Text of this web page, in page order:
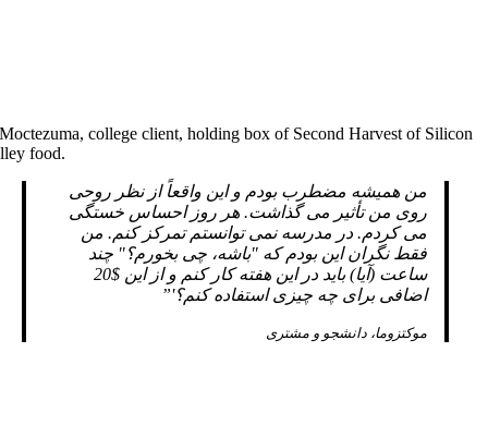
من همیشه مضطرب بودم و این واقعاً از نظر روحی
روی من تأثیر می گذاشت. هر روز احساس خستگی
می کردم. در مدرسه نمی توانستم تمرکز کنم. من
فقط نگران این بودم که "باشه، چی بخورم؟" چند
ساعت (آیا) باید در این هفته کار کنم و از این $20
اضافی برای چه چیزی استفاده کنم؟'”
موکتزوما، دانشجو و مشتری